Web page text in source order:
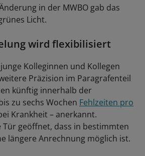
in der MWBO gab das
Licht.
wird flexibilisiert
Kolleginnen und Kollegen
Präzision im Paragrafenteil
künftig innerhalb der
zu sechs Wochen Fehlzeiten pro
Krankheit – anerkannt.
Tür geöffnet, dass in bestimmten
längere Anrechnung möglich ist.